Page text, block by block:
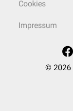
Cookies
Impressum
© 2026